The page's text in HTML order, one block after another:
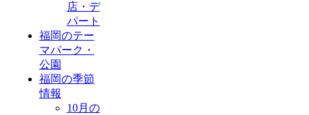
店・デ
パート
福岡のテー
マパーク・
公園
福岡の季節
情報
10月の